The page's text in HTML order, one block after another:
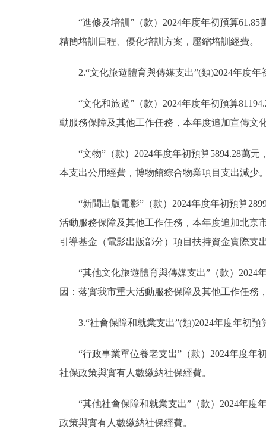
“進修及培訓”（款）2024年度年初預算
精簡培訓日程、優化培訓方案，壓縮培訓經費。
2.“文化旅遊體育與傳媒支出”(類)2024年度
“文化和旅遊”（款）2024年度年初預算
動服務保障及其他工作任務，本年度追加宣傳文
“文物”（款）2024年度年初預算5894.28萬
本支出公用經費，博物館綜合物業項目支出減少
“新聞出版電影”（款）2024年度年初預算
活動服務保障及其他工作任務，本年度追加北京
引導基金（電影出版部分）項目扶持資金實際支
“其他文化旅遊體育與傳媒支出”（款）2024
因：落實我市重大活動服務保障及其他工作任
3.“社會保障和就業支出”(類)2024年度年初
“行政事業單位養老支出”（款）2024年度年
社保政策與實有人數繳納社保經費。
“其他社會保障和就業支出”（款）2024年度
政策與實有人數繳納社保經費。